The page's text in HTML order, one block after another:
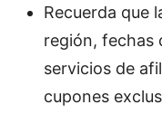
Recuerda que
región, fechas
servicios de
cupones